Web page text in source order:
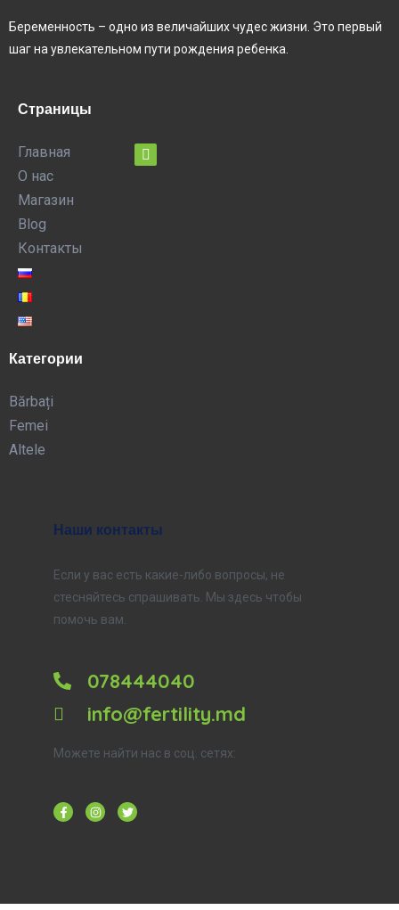
Беременность – одно из величайших чудес жизни. Это первый
шаг на увлекательном пути рождения ребенка.
Страницы
Главная
О нас
Магазин
Blog
Контакты
Категории
Bărbați
Femei
Altele
Наши контакты
Если у вас есть какие-либо вопросы, не
стесняйтесь спрашивать. Мы здесь чтобы
помочь вам.
078444040
info@fertility.md
Можете найти нас в соц. сетях: